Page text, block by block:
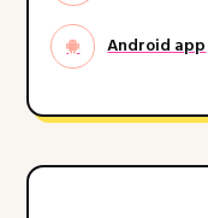
Android app